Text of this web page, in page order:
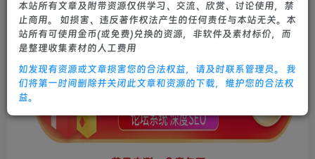
0 1592 17
本站所有文章及附带资源仅供学习、交流、欣赏、讨论使用，禁
止商用。 如损害、违反著作权法产生的任何责任与本站无关。本
站所有可使用金币(或免费)兑换的资源，非软件及素材标价，而
是整理收集素材的人工费用
如发现有资源或文章损害您的合法权益，请及时联系管理员。 我
们将第一时间删除并关闭此文章和资源的下载，维护您的合法权
益。